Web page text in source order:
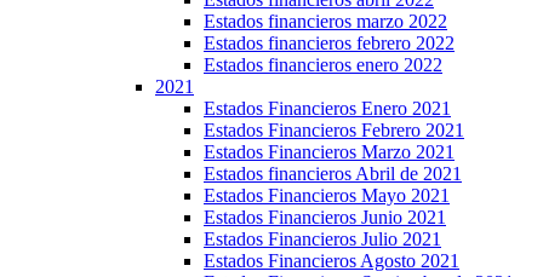
Estados financieros marzo 2022
Estados financieros febrero 2022
Estados financieros enero 2022
2021
Estados Financieros Enero 2021
Estados Financieros Febrero 2021
Estados Financieros Marzo 2021
Estados financieros Abril de 2021
Estados Financieros Mayo 2021
Estados Financieros Junio 2021
Estados Financieros Julio 2021
Estados Financieros Agosto 2021